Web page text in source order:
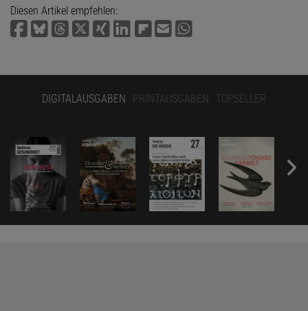
Diesen Artikel empfehlen:
DIGITALAUSGABEN PRINTAUSGABEN TOPSELLER